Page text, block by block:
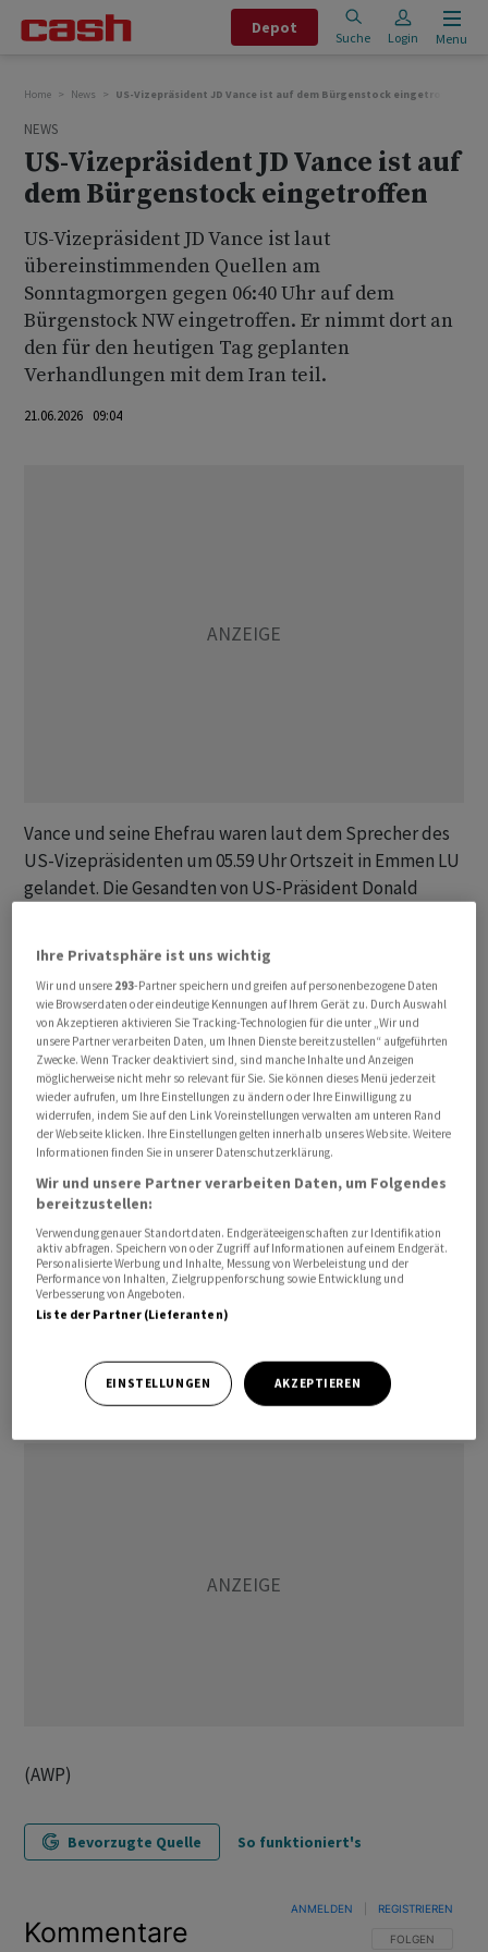
Depot
Suche Login Menu
Home News US-Vizepräsident JD Vance ist auf dem Bürgenstock eingetroffen
NEWS
US-Vizepräsident JD Vance ist auf
dem Bürgenstock eingetroffen
US-Vizepräsident JD Vance ist laut
übereinstimmenden Quellen am
Sonntagmorgen gegen 06:40 Uhr auf dem
Bürgenstock NW eingetroffen. Er nimmt dort an
den für den heutigen Tag geplanten
Verhandlungen mit dem Iran teil.
21.06.2026 09:04
Vance und seine Ehefrau waren laut dem Sprecher des
US-Vizepräsidenten um 05.59 Uhr Ortszeit in Emmen LU
gelandet. Die Gesandten von US-Präsident Donald
Auch die Delegation aus Teheran war bereits am
Samstagabend im Hotel eingetroffen. Unter den
Vermittlern war auch Katar, Eigentümer des Hotels, seit
Freitag hochrangig vertreten. Pakistan kündigte am
Samstagabend die Entsendung von Premierminister
Shehbaz Sharif sowie des einflussreichen
pakistanischen Armeechefs an.
Die Verhandlungen auf Expertenebene sollen nach ihrer
Verschiebung vom Freitag am Sonntag beginnen. Ziel ist
es, das am Mittwoch von Washington und Teheran
unterzeichnete Grundsatzabkommen in eine
endgültige Vereinbarung zu überführen. Bis zu einer
Monate dauern. Auf der Traktandenliste steht unter
anderem das iranische Atomprogramm.
(AWP)
Bevorzugte Quelle So funktioniert's
Kommentare FOLGE DIESER
FOLGEN
ANMELDEN REGISTRIEREN
Ihre Privatsphäre ist uns wichtig
Wir und unsere 293-Partner speichern und greifen auf personenbezogene Daten
wie Browserdaten oder eindeutige Kennungen auf Ihrem Gerät zu. Durch Auswahl
von Akzeptieren aktivieren Sie Tracking-Technologien für die unter „Wir und
unsere Partner verarbeiten Daten, um Ihnen Dienste bereitzustellen“ aufgeführten
Zwecke. Wenn Tracker deaktiviert sind, sind manche Inhalte und Anzeigen
möglicherweise nicht mehr so relevant für Sie. Sie können dieses Menü jederzeit
wieder aufrufen, um Ihre Einstellungen zu ändern oder Ihre Einwilligung zu
widerrufen, indem Sie auf den Link Voreinstellungen verwalten am unteren Rand
der Webseite klicken. Ihre Einstellungen gelten innerhalb unseres Website. Weitere
Informationen finden Sie in unserer Datenschutzerklärung.
Wir und unsere Partner verarbeiten Daten, um Folgendes
bereitzustellen:
Verwendung genauer Standortdaten. Endgeräteeigenschaften zur Identifikation
aktiv abfragen. Speichern von oder Zugriff auf Informationen auf einem Endgerät.
Personalisierte Werbung und Inhalte, Messung von Werbeleistung und der
Performance von Inhalten, Zielgruppenforschung sowie Entwicklung und
Verbesserung von Angeboten.
Liste der Partner (Lieferanten)
EINSTELLUNGEN AKZEPTIEREN